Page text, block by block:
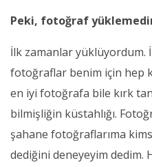
Peki, fotoğraf
İlk zamanlar yüklüyordum.
fotoğraflar benim için hep
en iyi fotoğrafa bile kırk
bilmişliğin küstahlığı.
şahane fotoğraflarıma
dediğini deneyeyim dedim.